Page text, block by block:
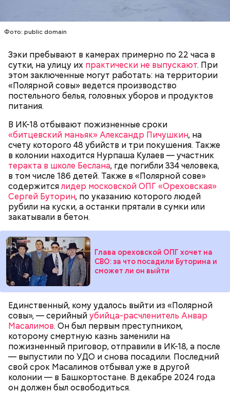
Фото: public domain
Зэки пребывают в камерах примерно по 22 часа в
сутки, на улицу их практически не выпускают. При
этом заключенные могут работать: на территории
«Полярной совы» ведется производство
постельного белья, головных уборов и продуктов
питания.
В ИК-18 отбывают пожизненные сроки
«битцевский маньяк» Александр Пичушкин, на
счету которого 48 убийств и три покушения. Также
в колонии находится Нурпаша Кулаев — участник
теракта в школе Беслана, где погибли 334 человека,
в том числе 186 детей. Также в «Полярной сове»
содержитсялидер московской ОПГ «Ореховская»
Сергей Буторин, по указанию которого людей
рубили на куски, а останки прятали в сумки или
закатывали в бетон.
Глава ореховской ОПГ хочет на
СВО: за что посадили Буторина и
сможет ли он выйти
Единственный, кому удалось выйти из «Полярной
совы», — серийныйубийца-расчленитель Анвар
Масалимов. Он был первым преступником,
которому смертную казнь заменили на
пожизненный приговор, отправили в ИК-18, а после
— выпустили по УДО и снова посадили. Последний
свой срок Масалимов отбывал уже в другой
колонии — в Башкортостане. В декабре 2024 года
он должен был освободиться.
В апреле 2024-го умерла 69-летняя бабушка
Миссюры. Внук отравил ее со второй попытки.
Сначала он подмешал химикаты в морс, но
пенсионерка отказалась его пить из-за
приторного вкуса. Тогда молодой человек заставил
женщину выпить противовирусную суспензию,
добавив туда яд. Позднее Миссюра объяснил, что
не планировал убиватьбабушку. Он хотел, чтобы
своего дядю и еще одного родственника. Он
регулярно добавлял жертвам химикаты в специи,
напитки и даже святую воду из храма.
— Он также приносил в дом воду из святого
источника, у нее был специфический запах. Воду
вылили, на раковине остались пятна, похожие на
следы от кислотного ожога, — вспоминалдядя
Миссюрыв беседе со следователями.
Что известно о Мутаеве
Долгое время Мутаев занимался вольной борьбой и
даже стал чемпионом России в категории до 97
килограммов. Несмотря на успехи, спортсмен
решил перейти в ММА. Он смог попасть в Школу
имени Абдулманапа Нурмагомедова, отца
чемпиона UFC в легком весе Хабиба
Нурмагомедова. Самыми известными ее
выпускниками являются Ислам Махачев и Усман
Нурмагомедов, ставшие звездами смешанных
единоборств.